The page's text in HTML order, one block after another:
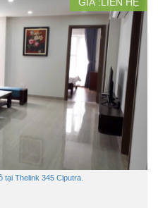
tại Thelink 345 Ciputra.